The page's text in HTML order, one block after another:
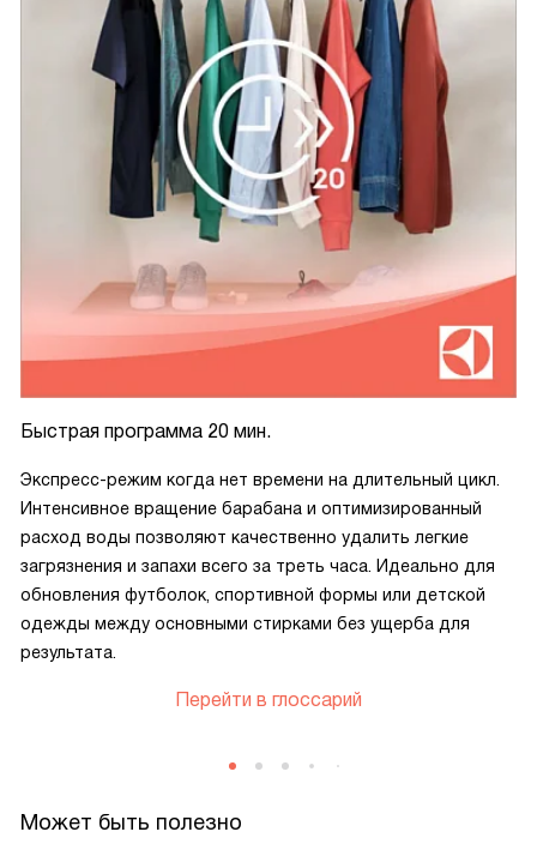
Быстрая программа 20 мин.
Экспресс-режим когда нет времени на длительный цикл.
Интенсивное вращение барабана и оптимизированный
расход воды позволяют качественно удалить легкие
загрязнения и запахи всего за треть часа. Идеально для
обновления футболок, спортивной формы или детской
одежды между основными стирками без ущерба для
результата.
Перейти в глоссарий
Может быть полезно